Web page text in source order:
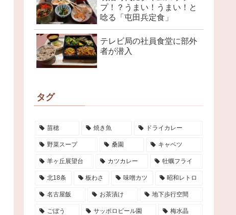
プ！？うまい！うまい！と
唸る「屯田兵定食」
テレビ局の社員食堂に部外
者が潜入
タグ
苗穂 焼き魚 ドライカレー
野菜スープ 桑園 キャベツ
羊ヶ丘展望台 カツカレー 牡蠣フライ
北18条 板わさ 味噌カツ 昭和レトロ
名古屋飯 お茶漬け 地下歩行空間
ごぼう サッポロビール園 梅水晶